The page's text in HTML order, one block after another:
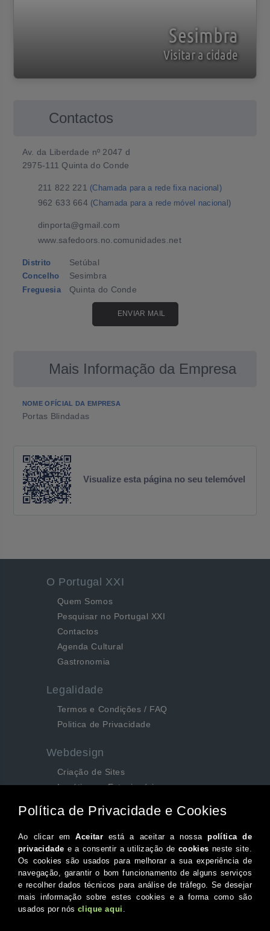
Sesimbra
Visitar a cidade
Contactos
Av. da Liberdade nº 2047 d
2975-111 Quinta do Conde
211 822 221 (Chamada para a rede fixa nacional)
962 633 664 (Chamada para a rede móvel nacional)
dinporta@gmail.com
www.safedoors.no.comunidades.net
Distrito Setúbal
Concelho Sesimbra
Freguesia Quinta do Conde
ENVIAR MAIL
Mais Informação da Empresa
NOME OFÍCIAL DA EMPRESA
Portas Blindadas
Visualize esta página no seu telemóvel
O Portugal XXI
Quem Somos
Pesquisar no Portugal XXI
Contactos
Agenda Cultural
Gastronomia
Legalidade
Termos e Condições / FAQ
Politica de Privacidade
Webdesign
Criação de Sites
Logótipos e Estacionários
Siga-nos aqui...
Facebook
Instagram
Twitter
Canal do Youtube